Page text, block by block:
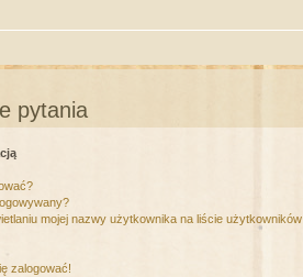
pytania
mojej nazwy użytkownika na liście użytkowników
zalogować!